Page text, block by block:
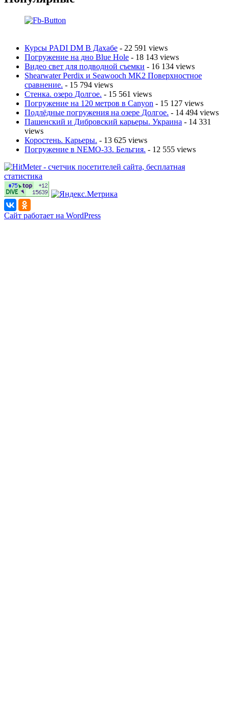
Курсы PADI DM В Дахабе - 22 591 views
Погружение на дно Blue Hole - 18 143 views
Видео свет для подводной съемки - 16 134 views
Shearwater Perdix и Seawooch MK2 Поверхностное
сравнение. - 15 794 views
Стенка. озеро Долгое. - 15 561 views
Погружение на 120 метров в Canyon - 15 127 views
Подлёдные погружения на озере Долгое. - 14 494 views
Пашенский и Дибровский карьеры. Украина - 14 331
views
Коростень. Карьеры. - 13 625 views
Погружение в NEMO-33. Бельгия. - 12 555 views
Сайт работает на WordPress